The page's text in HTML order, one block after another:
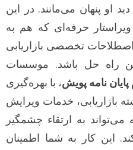
او پنهان می‌مانند. در این
حرفه‌ای که هم به
تخصصی بازاریابی
راه حل باشد. موسسات
نامه پویش، با بهره‌گیری
بازاریابی، خدمات ویرایش
به ارتقاء چشمگیر
این کار به شما اطمینان